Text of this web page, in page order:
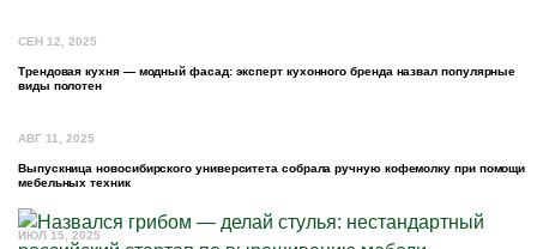
СЕН 12, 2025
Трендовая кухня — модный фасад: эксперт кухонного бренда назвал популярные
виды полотен
АВГ 11, 2025
Выпускница новосибирского университета собрала ручную кофемолку при помощи
мебельных техник
ИЮЛ 15, 2025